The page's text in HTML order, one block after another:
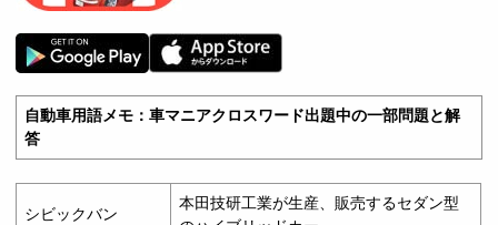
自動車用語メモ：車マニアクロスワード出題中の一部問題と解
答
シビックバン
本田技研工業が生産、販売するセダン型